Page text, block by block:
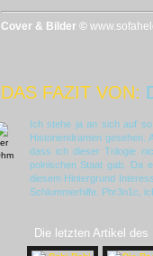
Cover & Bilder ©
DAS FAZIT VON:
Ich stehe ja an sich auf
Historiendramen gesehen.
dass ich dieser Trilogie
polnischen Staat gab. Da
diesem Hintergrund
Schlummerhilfe. Phr3n1c,
Die letzten Artikel des